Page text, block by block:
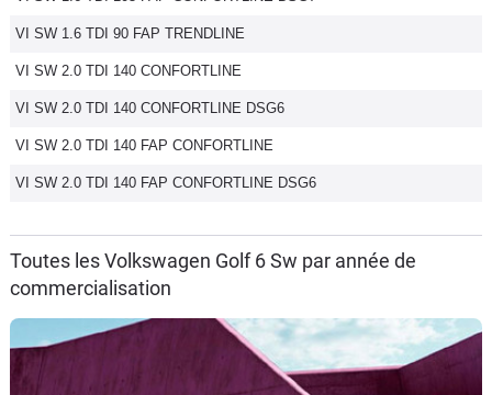
VI SW 1.6 TDI 90 FAP TRENDLINE
VI SW 2.0 TDI 140 CONFORTLINE
VI SW 2.0 TDI 140 CONFORTLINE DSG6
VI SW 2.0 TDI 140 FAP CONFORTLINE
VI SW 2.0 TDI 140 FAP CONFORTLINE DSG6
Toutes les Volkswagen Golf 6 Sw par année de
commercialisation